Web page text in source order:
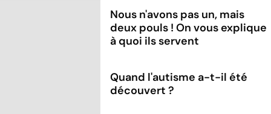
Nous n'avons pas un, mais
deux pouls ! On vous explique
à quoi ils servent
Quand l'autisme a-t-il été
découvert ?